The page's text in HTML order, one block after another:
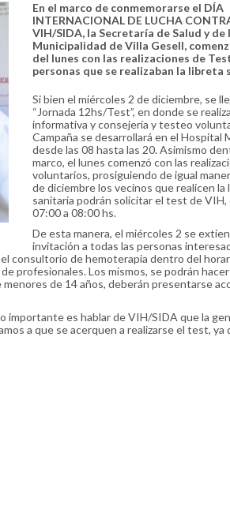
En el marco de conmemorarse el DÍA
INTERNACIONAL DE LUCHA
VIH/SIDA, la Secretaría de Salud y de
Municipalidad de Villa Gesell,
del lunes con las realizaciones de
personas que se realizaban la libreta
Si bien el miércoles 2 de diciembre, se
“Jornada 12hs/Test”, en donde se
informativa y consejería y testeo
Campaña se desarrollará en el Hospital
desde las 08 hasta las 20. Asimismo
marco, el lunes comenzó con las
voluntarios, prosiguiendo de igual
de diciembre los vecinos que realicen la
sanitaria podrán solicitar el test de VIH,
07:00 a 08:00 hs.
De esta manera, el miércoles 2 se
invitación a todas las personas
consultorio de hemoterapia dentro del
profesionales. Los mismos, se podrán
de 14 años, deberán presentarse
importante es hablar de VIH/SIDA que la
a que se acerquen a realizarse el test, ya